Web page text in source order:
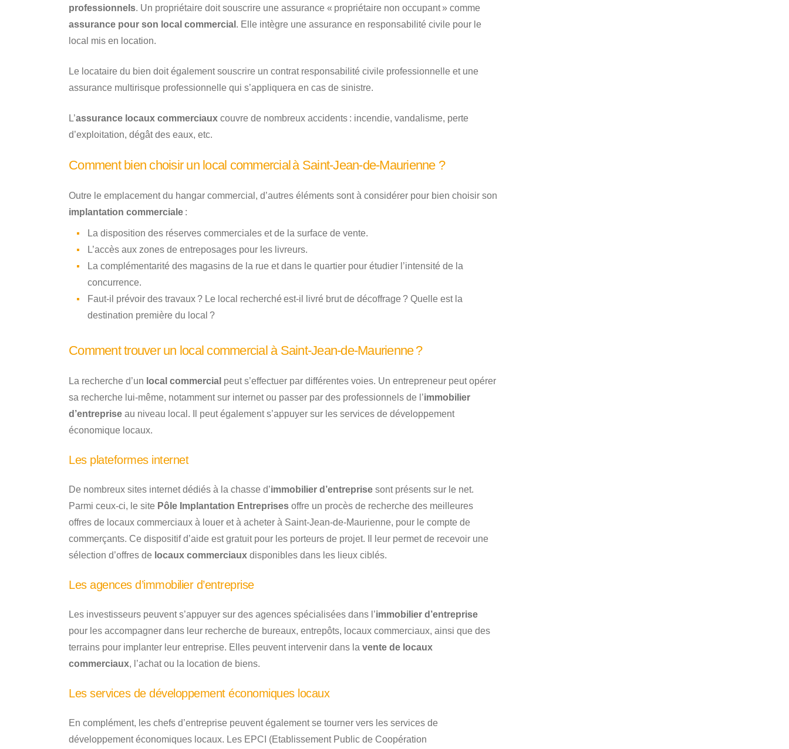
professionnels. Un propriétaire doit souscrire une assurance « propriétaire non occupant » comme
assurance pour son local commercial . Elle intègre une assurance en responsabilité civile pour le
local mis en location.
Le locataire du bien doit également souscrire un contrat responsabilité civile professionnelle et une
assurance multirisque professionnelle qui s’appliquera en cas de sinistre.
L’assurance locaux commerciaux couvre de nombreux accidents : incendie, vandalisme, perte
d’exploitation, dégât des eaux, etc.
Comment bien choisir un local commercial à Saint-Jean-de-Maurienne ?
Outre le emplacement du hangar commercial, d’autres éléments sont à considérer pour bien choisir son
implantation commerciale :
La disposition des réserves commerciales et de la surface de vente.
L’accès aux zones de entreposages pour les livreurs.
La complémentarité des magasins de la rue et dans le quartier pour étudier l’intensité de la
concurrence.
Faut-il prévoir des travaux ? Le local recherché est-il livré brut de décoffrage ? Quelle est la
destination première du local ?
Comment trouver un local commercial à Saint-Jean-de-Maurienne ?
La recherche d’un local commercial peut s’effectuer par différentes voies. Un entrepreneur peut opérer
sa recherche lui-même, notamment sur internet ou passer par des professionnels de l’immobilier
d’entreprise au niveau local. Il peut également s’appuyer sur les services de développement
économique locaux.
Les plateformes internet
De nombreux sites internet dédiés à la chasse d’immobilier d’entreprise sont présents sur le net.
Parmi ceux-ci, le site Pôle Implantation Entreprises offre un procès de recherche des meilleures
offres de locaux commerciaux à louer et à acheter à Saint-Jean-de-Maurienne, pour le compte de
commerçants. Ce dispositif d’aide est gratuit pour les porteurs de projet. Il leur permet de recevoir une
sélection d’offres de locaux commerciaux disponibles dans les lieux ciblés.
Les agences d’immobilier d’entreprise
Les investisseurs peuvent s’appuyer sur des agences spécialisées dans l’immobilier d’entreprise
pour les accompagner dans leur recherche de bureaux, entrepôts, locaux commerciaux, ainsi que des
terrains pour implanter leur entreprise. Elles peuvent intervenir dans la vente de locaux
commerciaux, l’achat ou la location de biens.
Les services de développement économiques locaux
En complément, les chefs d’entreprise peuvent également se tourner vers les services de
développement économiques locaux. Les EPCI (Etablissement Public de Coopération